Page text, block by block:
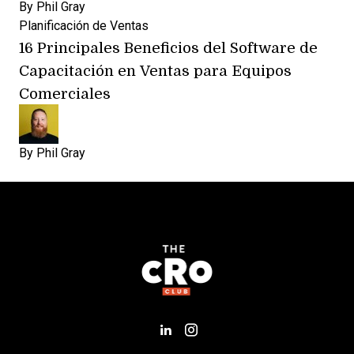
By Phil Gray
Planificación de Ventas
16 Principales Beneficios del Software de
Capacitación en Ventas para Equipos
Comerciales
By Phil Gray
Add us on LinkedIn
Follow us on